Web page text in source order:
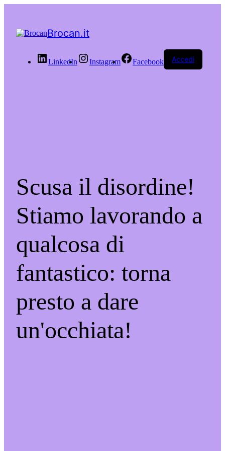
Brocan.it
LinkedIn Instagram Facebook Accedi
Scusa il disordine!
Stiamo lavorando a
qualcosa di
fantastico: torna
presto a dare
un'occhiata!